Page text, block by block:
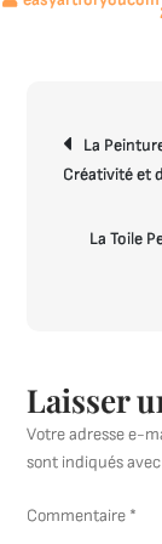
de
l’article
La
Créativité et
La Toile
Laisser
Votre adresse e-
sont indiqués avec
Commentaire *